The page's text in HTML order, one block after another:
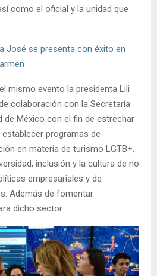
como el oficial y la unidad que
José se presenta con éxito en
mismo evento la presidenta Lili
colaboración con la Secretaría
de México con el fin de estrechar
programas de
en materia de turismo LGTB+,
inclusión y la cultura de no
empresariales y de
Además de fomentar
dicho sector.